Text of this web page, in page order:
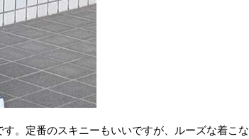
。定番のスキニーもいいですが、ルーズな着こな